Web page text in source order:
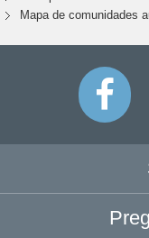
Mapa de comunidades